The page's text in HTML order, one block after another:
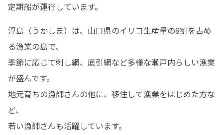
定期船が運行しています。
浮島（うかしま）は、山口県のイリコ生産量の8割を占め
る漁業の島で、
季節に応じて刺し網、底引網など多様な瀬戸内らしい漁業
が盛んです。
地元育ちの漁師さんの他に、移住して漁業をはじめた方な
ど、
若い漁師さんも活躍しています。